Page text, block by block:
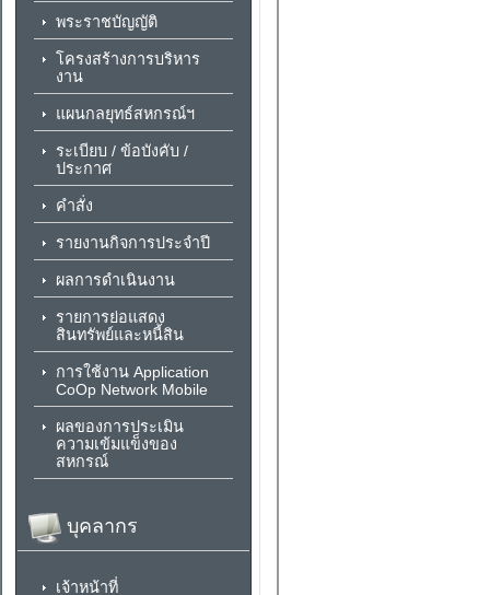
พระราชบัญญัติ
โครงสร้างการบริหาร
งาน
แผนกลยุทธ์สหกรณ์ฯ
ระเบียบ / ข้อบังคับ /
ประกาศ
คำสั่ง
รายงานกิจการประจำปี
ผลการดำเนินงาน
รายการย่อแสดง
สินทรัพย์และหนี้สิน
การใช้งาน Application
CoOp Network Mobile
ผลของการประเมิน
ความเข้มแข็งของ
สหกรณ์
บุคลากร
เจ้าหน้าที่